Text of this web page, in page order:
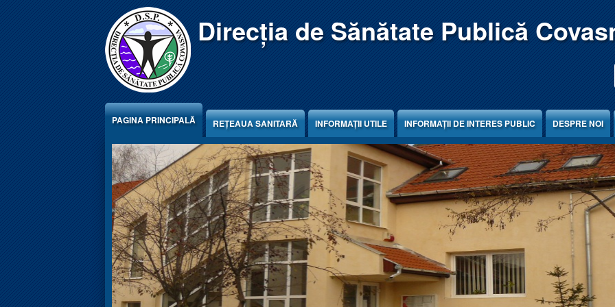
Direcția de Sănătate Publică
PAGINA PRINCIPALĂ REŢEAUA SANITARĂ INFORMAȚII UTILE INFORMAȚII DE INTERES PUBLIC DESPRE NOI